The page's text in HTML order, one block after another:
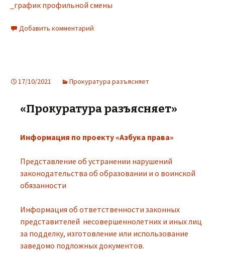
_график профильной смены
Добавить комментарий
17/10/2021 Прокуратура разъясняет
«Прокуратура разъясняет»
Информация по проекту «Азбука права»
Представление об устранении нарушений
законодательства об образовании и о воинской
обязанности
Информация об ответственности законных
представителей несовершеннолетних и иных лиц
за подделку, изготовление или использование
заведомо подложных документов.